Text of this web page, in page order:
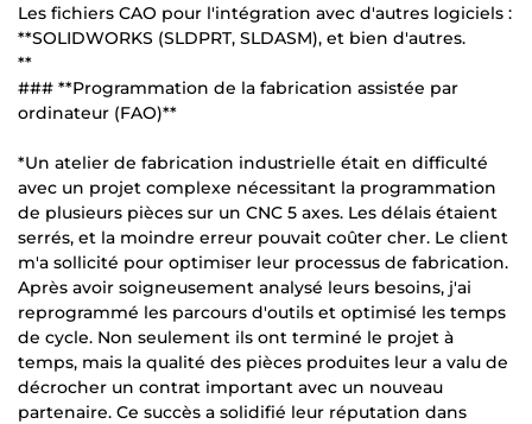
Les fichiers CAO pour l'intégration avec d'autres logiciels :
**SOLIDWORKS (SLDPRT, SLDASM), et bien d'autres.
**
### **Programmation de la fabrication assistée par
ordinateur (FAO)**
*Un atelier de fabrication industrielle était en difficulté
avec un projet complexe nécessitant la programmation
de plusieurs pièces sur un CNC 5 axes. Les délais étaient
serrés, et la moindre erreur pouvait coûter cher. Le client
m'a sollicité pour optimiser leur processus de fabrication.
Après avoir soigneusement analysé leurs besoins, j'ai
reprogrammé les parcours d'outils et optimisé les temps
de cycle. Non seulement ils ont terminé le projet à
temps, mais la qualité des pièces produites leur a valu de
décrocher un contrat important avec un nouveau
partenaire. Ce succès a solidifié leur réputation dans